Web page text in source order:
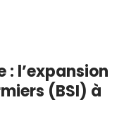
: l’expansion
(BSI) à